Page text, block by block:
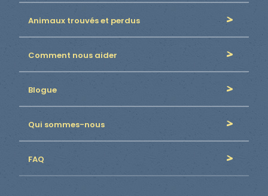
Animaux trouvés et perdus
Comment nous aider
Blogue
Qui sommes-nous
FAQ